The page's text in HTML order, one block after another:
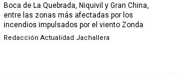
Boca de La Quebrada, Niquivil y Gran China,
entre las zonas más afectadas por los
incendios impulsados por el viento Zonda
Redacción Actualidad Jachallera